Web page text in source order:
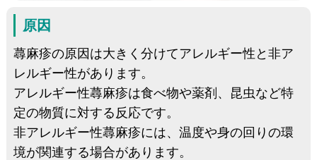
原因
蕁麻疹の原因は大きく分けてアレルギー性と非ア
レルギー性があります。
アレルギー性蕁麻疹は食べ物や薬剤、昆虫など特
定の物質に対する反応です。
非アレルギー性蕁麻疹には、温度や身の回りの環
境が関連する場合があります。